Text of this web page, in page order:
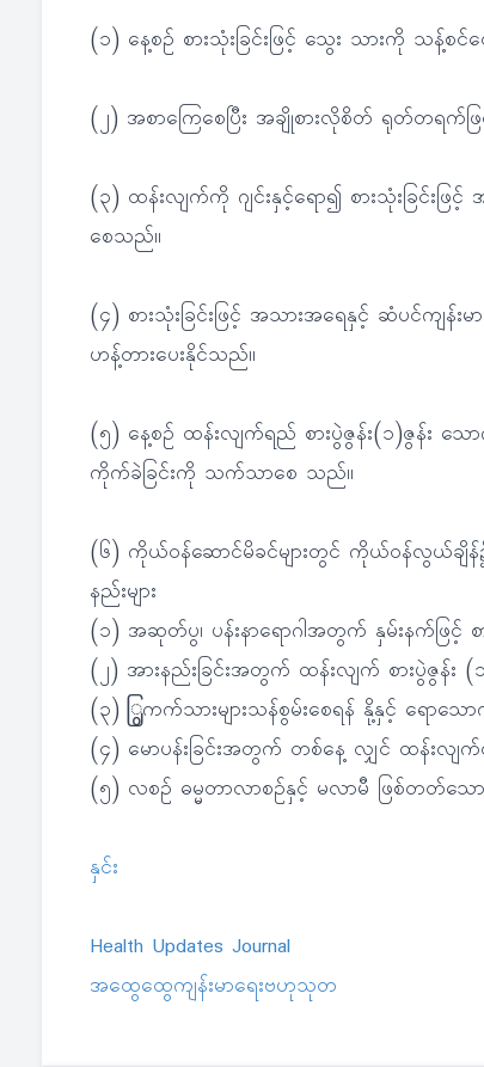
(၁) နေ့စဉ် စားသုံးခြင်းဖြင့် သွေး သားကို သန့်စ
(၂) အစာကြေစေပြီး အချိုစားလိုစိတ် ရုတ်တရ
(၃) ထန်းလျက်ကို ဂျင်းနှင့်ရော၍ စားသုံးခြင်းဖ
စေသည်။
(၄) စားသုံးခြင်းဖြင့် အသားအရေနှင့် ဆံပင်ကျန်း
ဟန့်တားပေးနိုင်သည်။
(၅) နေ့စဉ် ထန်းလျက်ရည် စားပွဲဇွန်း(၁)ဇွန်း သော
ကိုက်ခဲခြင်းကို သက်သာစေ သည်။
(၆) ကိုယ်ဝန်ဆောင်မိခင်များတွင် ကိုယ်ဝန်လွယ်ချိ
နည်းများ
(၁) အဆုတ်ပွ၊ ပန်းနာရောဂါအတွက် နှမ်းနက်ဖြင့် စာ
(၂) အားနည်းခြင်းအတွက် ထန်းလျက် စားပွဲဇွန်း (၁
(၃) ြွကက်သားများသန်စွမ်းစေရန် နို့နှင့် ရောသော
(၄) မောပန်းခြင်းအတွက် တစ်နေ့ လျှင် ထန်းလျက်စ
(၅) လစဉ် ဓမ္မတာလာစဉ်နှင့် မလာမီ ဖြစ်တတ်သော
နှင်း
Health Updates Journal
အထွေထွေကျန်းမာရေးဗဟုသုတ